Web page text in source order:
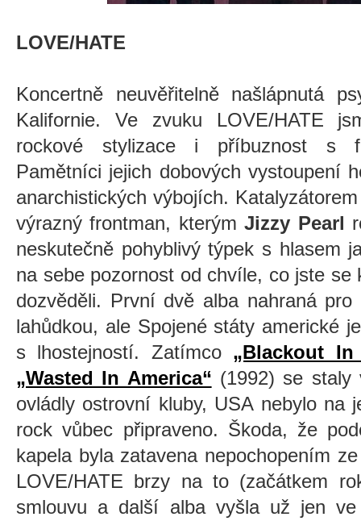
LOVE/HATE
Koncertně neuvěřitelně našlápnutá
Kalifornie. Ve zvuku LOVE/HATE
rockové stylizace i příbuznost s
Pamětníci jejich dobových vystoupení
anarchistických výbojích.
výrazný frontman, kterýmJizzy Pearl
neskutečně pohyblivý týpek s hlasem
na sebe pozornost od chvíle, co jste
dozvěděli. První dvě alba nahraná pro
lahůdkou, ale Spojené státy americké
s lhostejností. Zatímco „Blackout
„Wasted In America“ (1992) se staly
ovládly ostrovní kluby, USA nebylo na
rock vůbec připraveno. Škoda, že
kapela byla zatavena nepochopením
LOVE/HATE brzy na to (začátkem
smlouvu a další alba vyšla už jen